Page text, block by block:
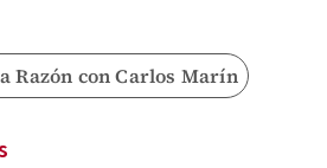
Razón con Carlos Marín